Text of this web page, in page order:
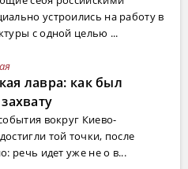
устроились на работу в
с одной целью ...
лавра: как был
вокруг Киево-
той точки, после
речь идет уже не о в...